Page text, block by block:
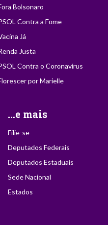
Bolsonaro
Contra a Fome
Já
Justa
Contra o Coronavírus
por Marielle
...e mais
Filie-se
Deputados Federais
Deputados Estaduais
Sede Nacional
Estados